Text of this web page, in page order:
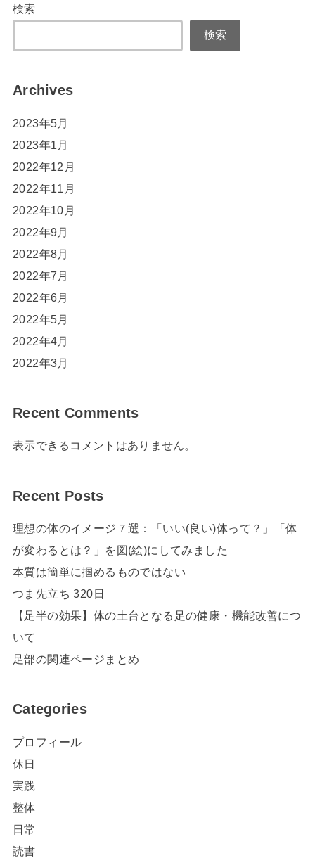
検索
検索
Archives
2023年5月
2023年1月
2022年12月
2022年11月
2022年10月
2022年9月
2022年8月
2022年7月
2022年6月
2022年5月
2022年4月
2022年3月
Recent Comments
表示できるコメントはありません。
Recent Posts
理想の体のイメージ７選：「いい(良い)体って？」「体
が変わるとは？」を図(絵)にしてみました
本質は簡単に掴めるものではない
つま先立ち 320日
【足半の効果】体の土台となる足の健康・機能改善につ
いて
足部の関連ページまとめ
Categories
プロフィール
休日
実践
整体
日常
読書